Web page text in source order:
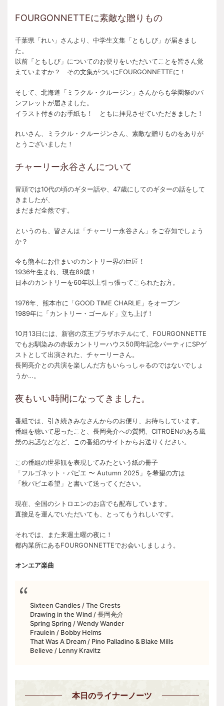
FOURGONNETTEに素敵な贈りもの
千葉県「れい」さんより、中学生文集「ともしび」が届きまし
た。
以前「ともしび」についてのお便りをいただいてことを皆さん覚
えていますか？ その文集がついにFOURGONNETTEに！
そして、北海道「ミラクル・クルージン」さんからも学園祭のパ
ンフレットが届きました。
イラスト付きのお手紙も！ ともに拝見させていただきました！
れいさん、ミラクル・クルージンさん、素敵な贈りものをありが
とうございました！
チャーリー永谷さんについて
冒頭では10代の頃のギター話や、47歳にしてのギターの話をして
きましたが、
まだまだ全然です。
というのも、皆さんは「チャーリー永谷さん」をご存知でしょう
か？
今も熊本にお住まいのカントリー界の巨匠！
1936年生まれ、現在89歳！
日本のカントリーを60年以上引っ張ってこられたお方。
1976年、熊本市に「GOOD TIME CHARLIE」をオープン
1989年に「カントリー・ゴールド」立ち上げ！
10月13日には、新宿の京王プラザホテルにて、FOURGONNETTE
でもお馴染みの赤坂カントリーハウス50周年記念パーティにSPゲ
ストとして出演された、チャーリーさん。
長岡亮介との共演を楽しんだ方もいらっしゃるのではないでしょ
うか…。
夜もいい時間になってきました。
番組では、引き続きみなさんからのお便り、お待ちしています。
番組を聴いて思ったこと、長岡亮介への質問、CITROËNのある風
景のお話などなど、この番組のサイトからお送りください。
この番組の世界観を表現してみたという紙の冊子
「フルゴネット・パピエ 〜 Autumn 2025」を希望の方は
「秋パピエ希望」と書いて送ってください。
現在、全国のシトロエンのお店でも配布しています。
直接足を運んでいただいても、とってもうれしいです。
それでは、また来週土曜の夜に！
都内某所にあるFOURGONNETTEでお会いしましょう。
オンエア楽曲
Sixteen Candles / The Crests
Drawing in the Wind / 長岡亮介
Spring Spring / Wendy Wander
Fraulein / Bobby Helms
That Was A Dream / Pino Palladino & Blake Mills
Believe / Lenny Kravitz
本日のライナーノーツ